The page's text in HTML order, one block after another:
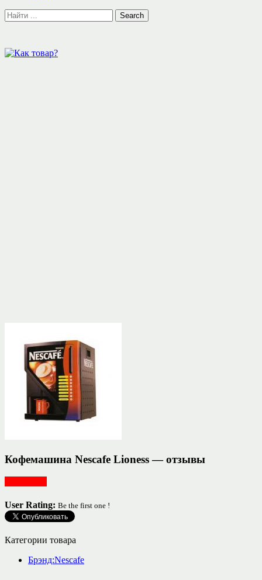
Кофемашина Nescafe Lioness — отзывы
User Rating: Be the first one !
Категории товара
Брэнд:Nescafe